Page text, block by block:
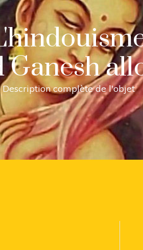
Description complète de l'objet